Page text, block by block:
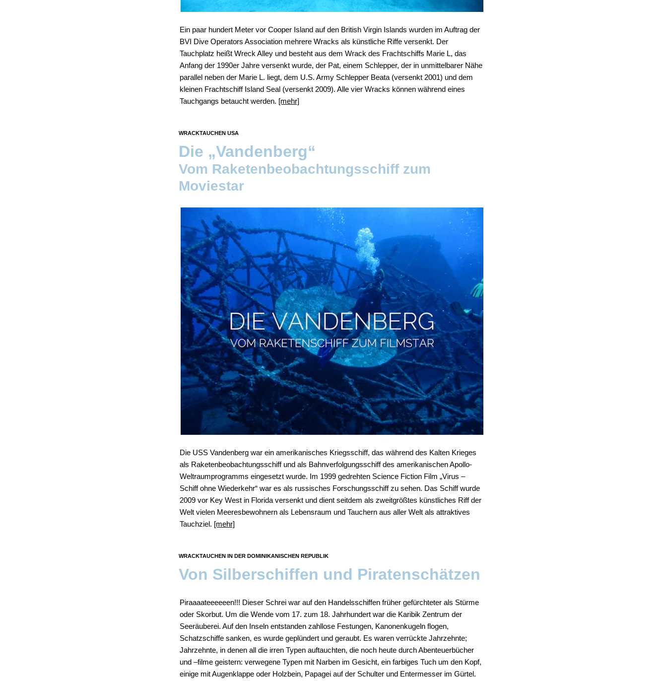
Ein paar hundert Meter vor Cooper Island auf den British Virgin Islands wurden im Auftrag der
BVI Dive Operators Association mehrere Wracks als künstliche Riffe versenkt. Der
Tauchplatz heißt Wreck Alley und besteht aus dem Wrack des Frachtschiffs Marie L, das
Anfang der 1990er Jahre versenkt wurde, der Pat, einem Schlepper, der in unmittelbarer Nähe
parallel neben der Marie L. liegt, dem U.S. Army Schlepper Beata (versenkt 2001) und dem
kleinen Frachtschiff Island Seal (versenkt 2009). Alle vier Wracks können während eines
Tauchgangs betaucht werden. [mehr]
WRACKTAUCHEN USA
Die „Vandenberg“
Vom Raketenbeobachtungsschiff zum
Moviestar
Die USS Vandenberg war ein amerikanisches Kriegsschiff, das während des Kalten Krieges
als Raketenbeobachtungsschiff und als Bahnverfolgungsschiff des amerikanischen Apollo-
Weltraumprogramms eingesetzt wurde. Im 1999 gedrehten Science Fiction Film „Virus –
Schiff ohne Wiederkehr“ war es als russisches Forschungsschiff zu sehen. Das Schiff wurde
2009 vor Key West in Florida versenkt und dient seitdem als zweitgrößtes künstliches Riff der
Welt vielen Meeresbewohnern als Lebensraum und Tauchern aus aller Welt als attraktives
Tauchziel. [mehr]
WRACKTAUCHEN IN DER DOMINIKANISCHEN REPUBLIK
Von Silberschiffen und Piratenschätzen
Piraaaateeeeeen!!! Dieser Schrei war auf den Handelsschiffen früher gefürchteter als Stürme
oder Skorbut. Um die Wende vom 17. zum 18. Jahrhundert war die Karibik Zentrum der
Seeräuberei. Auf den Inseln entstanden zahllose Festungen, Kanonenkugeln flogen,
Schatzschiffe sanken, es wurde geplündert und geraubt. Es waren verrückte Jahrzehnte;
Jahrzehnte, in denen all die irren Typen auftauchten, die noch heute durch Abenteuerbücher
und –filme geistern: verwegene Typen mit Narben im Gesicht, ein farbiges Tuch um den Kopf,
einige mit Augenklappe oder Holzbein, Papagei auf der Schulter und Entermesser im Gürtel.